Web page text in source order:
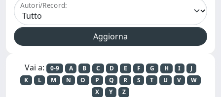
Autori/Record:
Vai a: 0-9 A B C D E F G H I
J
K
L M N O P Q R S T U V
W
X
Y Z